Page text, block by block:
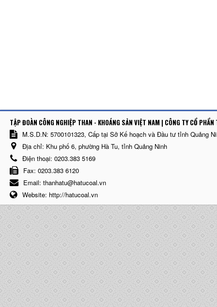
TẬP ĐOÀN CÔNG NGHIỆP THAN - KHOÁNG SẢN VIỆT NAM | CÔNG TY CỔ
M.S.D.N: 5700101323, Cấp tại Sở Kế hoạch và Đầu tư tỉnh Quảng
Địa chỉ: Khu phố 6, phường Hà Tu, tỉnh Quảng Ninh
Điện thoại: 0203.383 5169
Fax: 0203.383 6120
Email: thanhatu@hatucoal.vn
Website: http://hatucoal.vn